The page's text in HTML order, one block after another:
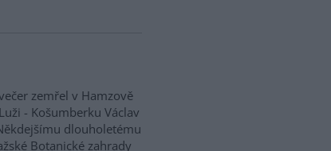
zemřel v Hamzově
- Košumberku Václav
dlouholetému
Botanické zahrady